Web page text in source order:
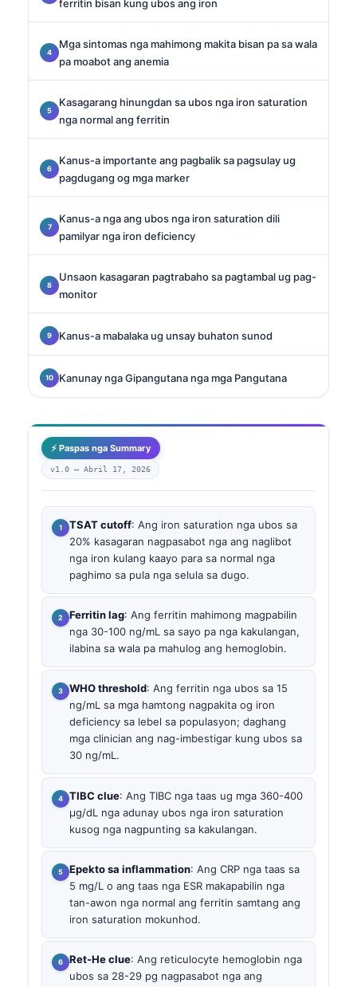
ferritin bisan kung ubos ang iron
Mga sintomas nga mahimong makita bisan pa sa wala
pa moabot ang anemia
Kasagarang hinungdan sa ubos nga iron saturation
nga normal ang ferritin
Kanus-a importante ang pagbalik sa pagsulay ug
pagdugang og mga marker
Kanus-a nga ang ubos nga iron saturation dili
pamilyar nga iron deficiency
Unsaon kasagaran pagtrabaho sa pagtambal ug pag-
monitor
Kanus-a mabalaka ug unsay buhaton sunod
Kanunay nga Gipangutana nga mga Pangutana
⚡ Paspas nga Summary
v1.0 — Abril 17, 2026
TSAT cutoff: Ang iron saturation nga ubos sa
20% kasagaran nagpasabot nga ang naglibot
nga iron kulang kaayo para sa normal nga
paghimo sa pula nga selula sa dugo.
Ferritin lag: Ang ferritin mahimong magpabilin
nga 30-100 ng/mL sa sayo pa nga kakulangan,
ilabina sa wala pa mahulog ang hemoglobin.
WHO threshold: Ang ferritin nga ubos sa 15
ng/mL sa mga hamtong nagpakita og iron
deficiency sa lebel sa populasyon; daghang
mga clinician ang nag-imbestigar kung ubos sa
30 ng/mL.
TIBC clue: Ang TIBC nga taas ug mga 360-400
µg/dL nga adunay ubos nga iron saturation
kusog nga nagpunting sa kakulangan.
Epekto sa inflammation: Ang CRP nga taas sa
5 mg/L o ang taas nga ESR makapabilin nga
tan-awon nga normal ang ferritin samtang ang
iron saturation mokunhod.
Ret-He clue: Ang reticulocyte hemoglobin nga
ubos sa 28-29 pg nagpasabot nga ang